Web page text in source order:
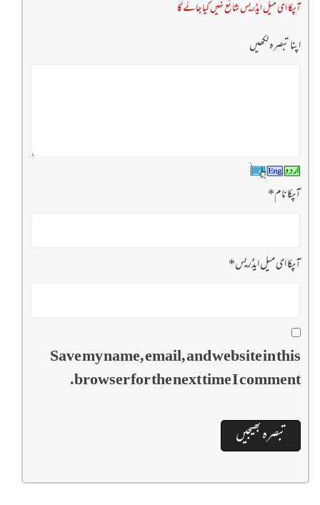
آپکا ای میل ایڈریس شائع نہیں کیا جائے گا
اپنا تبصرہ لکھیں
آپکا نام*
آپکا ای میل ایڈریس*
Save my name, email, and website in this
browser for the next time I comment.